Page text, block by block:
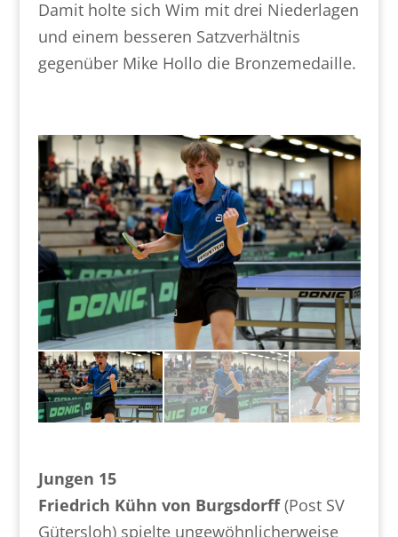
Damit holte sich Wim mit drei Niederlagen
und einem besseren Satzverhältnis
gegenüber Mike Hollo die Bronzemedaille.
Jungen 15
Friedrich Kühn von Burgsdorff(Post SV
Gütersloh) spielte ungewöhnlicherweise